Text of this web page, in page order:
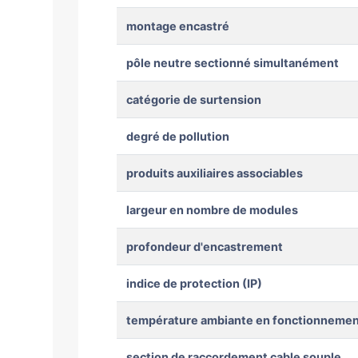
montage encastré
pôle neutre sectionné simultanément
catégorie de surtension
degré de pollution
produits auxiliaires associables
largeur en nombre de modules
profondeur d'encastrement
indice de protection (IP)
température ambiante en